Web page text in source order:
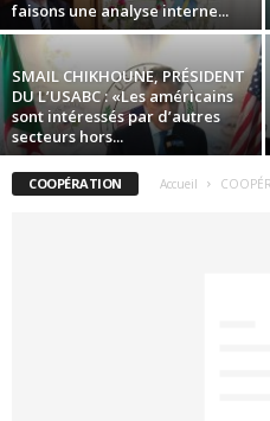
faisons une analyse interne...
SMAIL CHIKHOUNE, PRÉSIDENT
DU L’USABC : «Les américains
sont intéressés par d’autres
secteurs hors...
COOPÉRATION Accueil